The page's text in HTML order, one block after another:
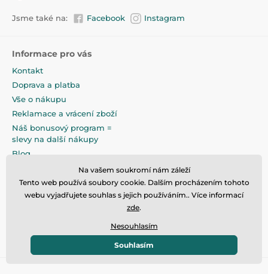
Jsme také na: Facebook Instagram
Informace pro vás
Kontakt
Doprava a platba
Vše o nákupu
Reklamace a vrácení zboží
Náš bonusový program =
slevy na další nákupy
Blog
Obchodní podmínky
Podmínky ochrany osobních
údajů
Na pečlivé zabalení klademe
Na vašem soukromí nám záleží
Tento web používá soubory cookie. Dalším procházením tohoto
webu vyjadřujete souhlas s jejich používáním.. Více informací
zde.
Nesouhlasím
Souhlasím